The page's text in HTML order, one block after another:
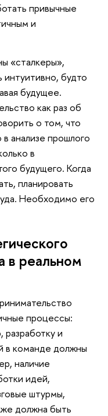
привычные
и
«сталкеры»,
будто
будущее.
как раз об
о том, что
анализе прошлого
в
будущего. Когда
планировать
Необходимо его
в реальном
процессы:
и
в команде должны
наличие
идей,
штурмы,
должна быть